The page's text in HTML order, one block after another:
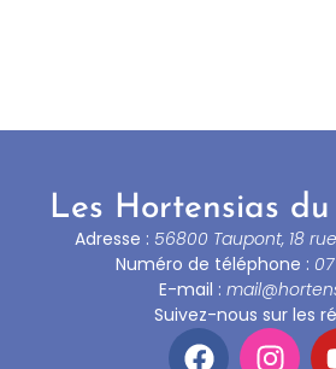
Les Hortensias
Adresse : 56800 Taupont, 18
Numéro de téléphone :
E-mail :
Suivez-nous sur les